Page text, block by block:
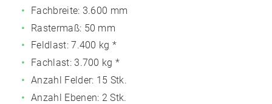
Fachbreite: 3.600 mm
Rastermaß: 50 mm
Feldlast:7.400 kg *
Fachlast: 3.700 kg *
Anzahl Felder: 15 Stk.
Anzahl Ebenen: 2 Stk.